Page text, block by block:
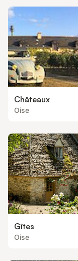
de-Fran
Châteaux
Oise
Gîtes
Oise